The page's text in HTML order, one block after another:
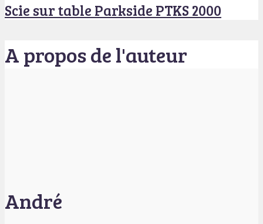
Scie sur table Parkside PTKS 2000
A propos de l'auteur
André